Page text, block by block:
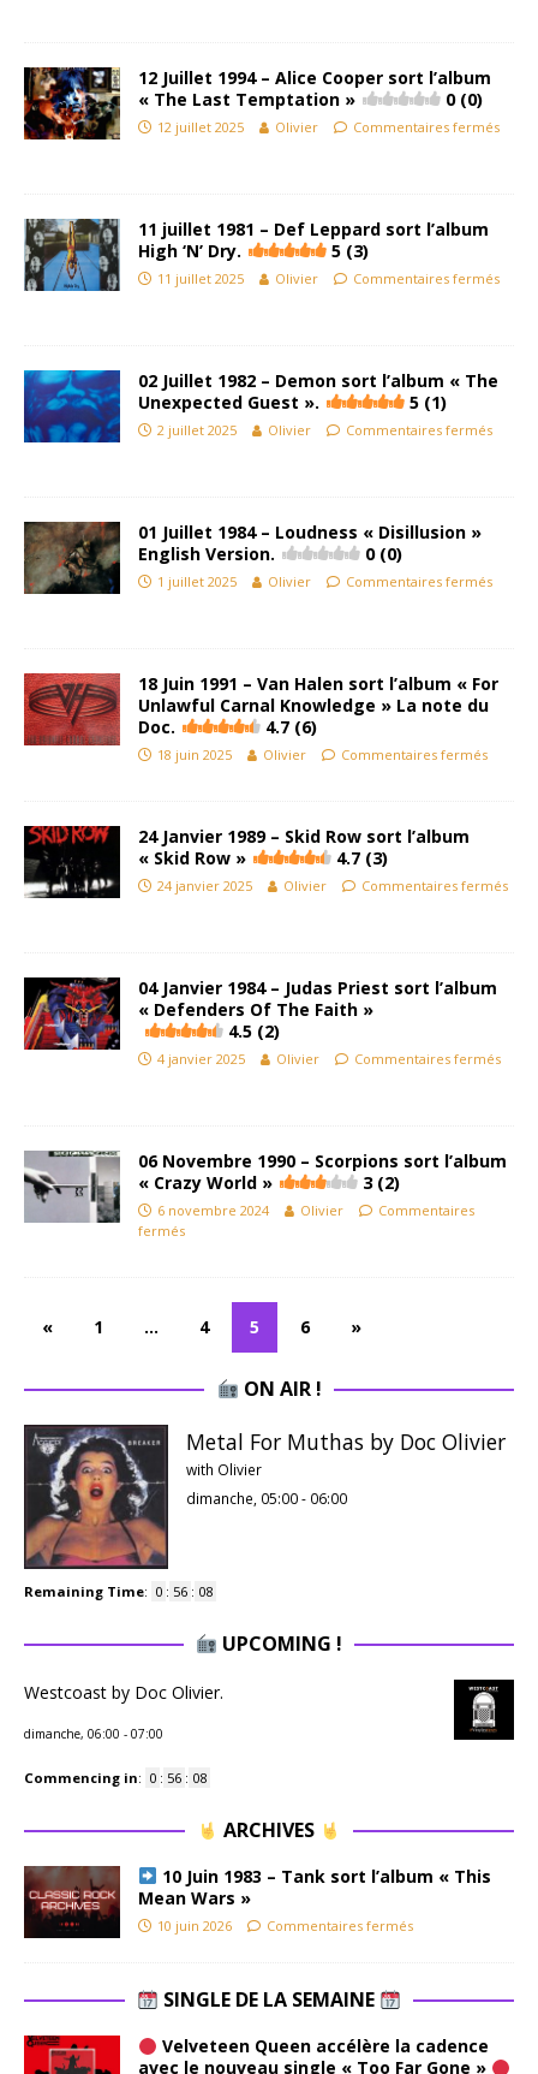
12 Juillet 1994 – Alice Cooper sort l’album
« The Last Temptation »
0 (0)
12 juillet 2025 Olivier Commentaires fermés
11 juillet 1981 – Def Leppard sort l’album
High ‘N’ Dry.
5 (3)
11 juillet 2025 Olivier Commentaires fermés
02 Juillet 1982 – Demon sort l’album « The
Unexpected Guest ».
5 (1)
2 juillet 2025 Olivier Commentaires fermés
01 Juillet 1984 – Loudness « Disillusion »
English Version.
0 (0)
1 juillet 2025 Olivier Commentaires fermés
18 Juin 1991 – Van Halen sort l’album « For
Unlawful Carnal Knowledge » La note du
Doc.
4.7 (6)
18 juin 2025 Olivier Commentaires fermés
24 Janvier 1989 – Skid Row sort l’album
« Skid Row »
4.7 (3)
24 janvier 2025 Olivier Commentaires fermés
04 Janvier 1984 – Judas Priest sort l’album
« Defenders Of The Faith »
4.5 (2)
4 janvier 2025 Olivier Commentaires fermés
06 Novembre 1990 – Scorpions sort l’album
« Crazy World »
3 (2)
6 novembre 2024 Olivier
Commentaires
fermés
« 1 … 4 5 6 »
ON AIR !
Metal For Muthas by Doc Olivier
with Olivier
dimanche, 05:00- 06:00
Remaining Time: 0 : 56 : 07
UPCOMING !
Westcoast by Doc Olivier.
dimanche, 06:00 - 07:00
Commencing in: 0 : 56 : 07
ARCHIVES
10 Juin 1983 – Tank sort l’album « This
Mean Wars »
10 juin 2026 Commentaires fermés
SINGLE DE LA SEMAINE
Velveteen Queen accélère la cadence
avec le nouveau single « Too Far Gone »